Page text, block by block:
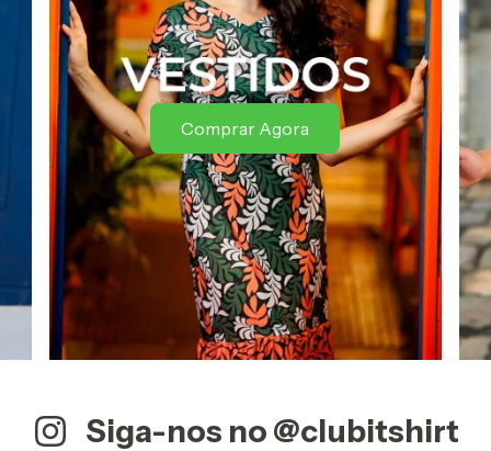
Comprar Agora
Siga-nos no @clubitshirt